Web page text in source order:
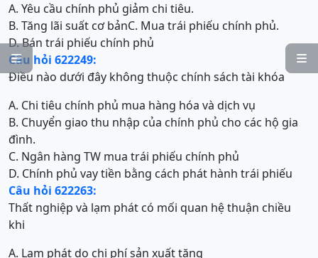


A. Yêu cầu chính phủ giảm chi tiêu.
B. Tăng lãi suất cơ bảnC. Mua trái phiếu chính phủ.
D. Bán trái phiếu chính phủ
Câu hỏi 622249:
Điều nào dưới đây không thuộc chính sách tài khóa
A. Chi tiêu chính phủ mua hàng hóa và dịch vụ
B. Chuyển giao thu nhập của chính phủ cho các hộ gia
đình.
C. Ngân hàng TW mua trái phiếu chính phủ
D. Chính phủ vay tiền bằng cách phát hành trái phiếu
Câu hỏi 622263:
Thất nghiệp và lạm phát có mối quan hệ thuận chiều
khi
A. Lạm phát do chi phí sản xuất tăng